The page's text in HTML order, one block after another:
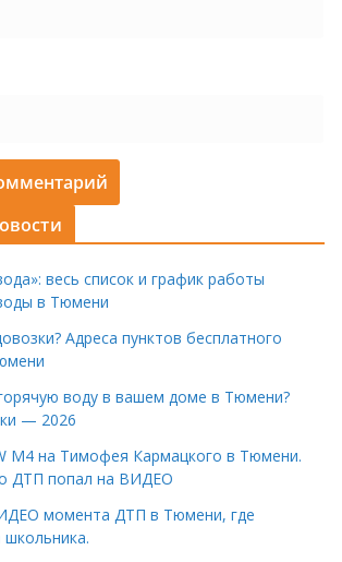
весь список и график работы
в Тюмени
Адреса пунктов бесплатного
воду в вашем доме в Тюмени?
— 2026
M4 на Тимофея Кармацкого в Тюмени.
ДТП попал на ВИДЕО
момента ДТП в Тюмени, где